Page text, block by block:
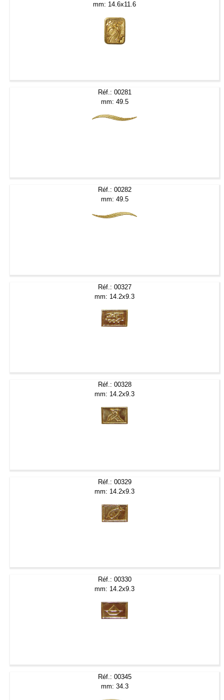
mm: 14.6x11.6
Réf.: 00281
mm: 49.5
Réf.: 00282
mm: 49.5
Réf.: 00327
mm: 14.2x9.3
Réf.: 00328
mm: 14.2x9.3
Réf.: 00329
mm: 14.2x9.3
Réf.: 00330
mm: 14.2x9.3
Réf.: 00345
mm: 34.3